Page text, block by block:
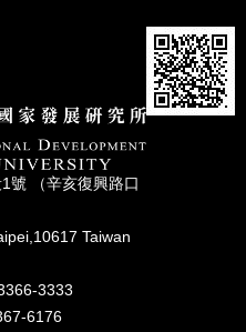
號 （辛亥復興路⼝
Taiwan
3333
6176